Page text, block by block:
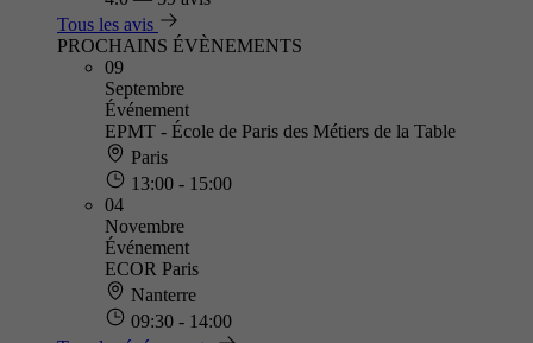
Tous les avis
PROCHAINS ÉVÈNEMENTS
09
Septembre
Événement
EPMT - École de Paris des Métiers de la Table
Paris
13:00 - 15:00
04
Novembre
Événement
ECOR Paris
Nanterre
09:30 - 14:00